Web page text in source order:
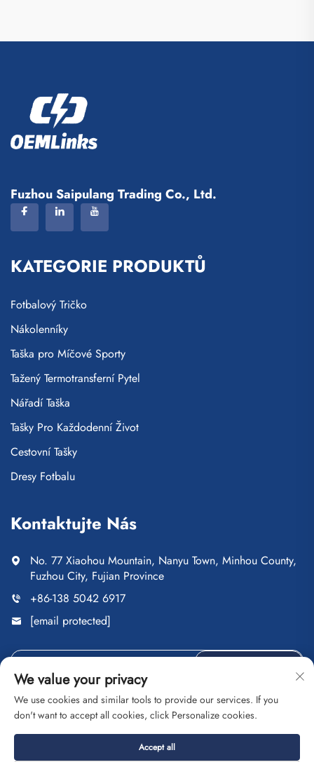
Fuzhou Saipulang Trading Co., Ltd.
KATEGORIE PRODUKTŮ
Fotbalový Tričko
Nákolenníky
Taška pro Míčové Sporty
Tažený Termotransferní Pytel
Nářadí Taška
Tašky Pro Každodenní Život
Cestovní Tašky
Dresy Fotbalu
Kontaktujte Nás
No. 77 Xiaohou Mountain, Nanyu Town, Minhou County,
Fuzhou City, Fujian Province
+86-138 5042 6917
[email protected]
Copyright © Fuzhou Saipulang Trading Co., Ltd. Všechna
Zásady ochrany soukromí
We value your privacy
We use cookies and similar tools to provide our services. If you
don't want to accept all cookies, click Personalize cookies.
Accept all